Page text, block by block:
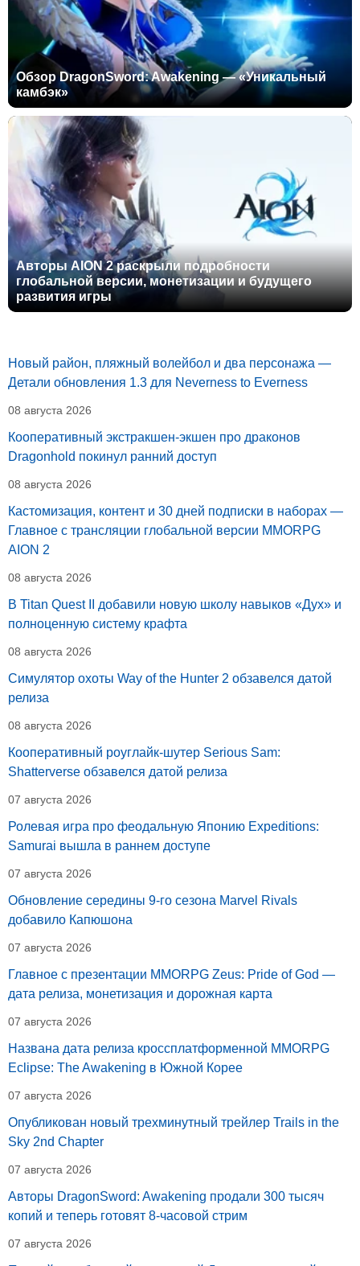
Обзор DragonSword: Awakening — «Уникальный
камбэк»
Авторы AION 2 раскрыли подробности
глобальной версии, монетизации и будущего
развития игры
Новый район, пляжный волейбол и два персонажа —
Детали обновления 1.3 для Neverness to Everness
08 августа 2026
Кооперативный экстракшен-экшен про драконов
Dragonhold покинул ранний доступ
08 августа 2026
Кастомизация, контент и 30 дней подписки в наборах —
Главное с трансляции глобальной версии MMORPG
AION 2
08 августа 2026
В Titan Quest II добавили новую школу навыков «Дух» и
полноценную систему крафта
08 августа 2026
Симулятор охоты Way of the Hunter 2 обзавелся датой
релиза
08 августа 2026
Кооперативный роуглайк-шутер Serious Sam:
Shatterverse обзавелся датой релиза
07 августа 2026
Ролевая игра про феодальную Японию Expeditions:
Samurai вышла в раннем доступе
07 августа 2026
Обновление середины 9-го сезона Marvel Rivals
добавило Капюшона
07 августа 2026
Главное с презентации MMORPG Zeus: Pride of God —
дата релиза, монетизация и дорожная карта
07 августа 2026
Названа дата релиза кроссплатформенной MMORPG
Eclipse: The Awakening в Южной Корее
07 августа 2026
Опубликован новый трехминутный трейлер Trails in the
Sky 2nd Chapter
07 августа 2026
Авторы DragonSword: Awakening продали 300 тысяч
копий и теперь готовят 8-часовой стрим
07 августа 2026